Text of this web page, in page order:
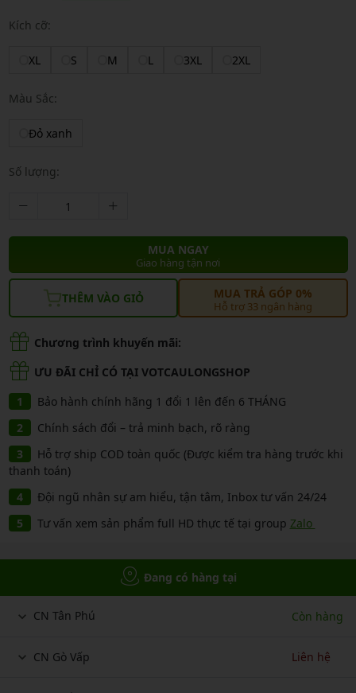
Kích cỡ:
XL S M L 3XL 2XL
Màu Sắc:
Đỏ xanh
Số lượng:
MUA NGAY
Giao hàng tận nơi
THÊM VÀO GIỎ MUA TRẢ GÓP 0%
Hỗ trợ 33 ngân hàng
Chương trình khuyến mãi:
ƯU ĐÃI CHỈ CÓ TẠI VOTCAULONGSHOP
Bảo hành chính hãng 1 đổi 1 lên đến 6 THÁNG
Chính sách đổi – trả minh bạch, rõ ràng
Hỗ trợ ship COD toàn quốc (Được kiểm tra hàng trước khi
thanh toán)
Đội ngũ nhân sự am hiểu, tận tâm, Inbox tư vấn 24/24
Tư vấn xem sản phẩm full HD thực tế tại group Zalo
Đang có hàng tại
CN Tân Phú Còn hàng
CN Gò Vấp Liên hệ